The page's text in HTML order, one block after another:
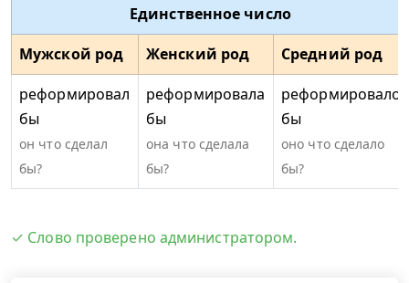
Единственное число
Мужской род
Женский род
Средний род
реформировал
бы
он что сделал
бы?
реформировала
бы
она что сделала
бы?
реформировало
бы
оно что сделало
бы?
✓ Слово проверено администратором.